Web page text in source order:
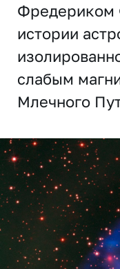
Фредериком
истории
слабым
Млечного